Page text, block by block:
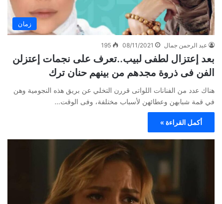
زمان
عبد الرحمن جمال 08/11/2021
195
بعد إعتزال لطفى لبيب..تعرف على نجمات إعتزلن
الفن فى ذروة مجدهم من بينهم حنان ترك
هناك عدد من الفنانات اللواتى قررن التخلي عن بريق هذه النجومية وهن
في قمة شبابهن وعطائهن لأسباب مختلفة، وفى الوقت…
أكمل القراءة »